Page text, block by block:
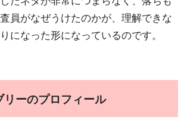
員がなぜうけたのかが、理解できな
になった形になっているのです。
リーのプロフィール